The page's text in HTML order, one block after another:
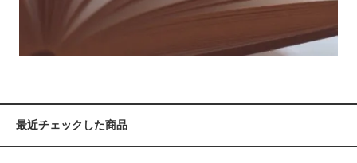
最近チェックした商品